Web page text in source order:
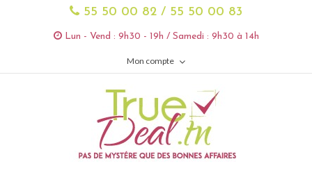
55 50 00 82 / 55 50 00 83
Lun - Vend : 9h30 - 19h / Samedi : 9h30 à 14h
Mon compte